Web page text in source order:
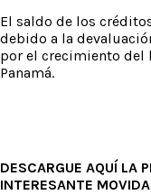
El saldo de los
debido a la
por el crecimiento del
Panamá.
DESCARGUE AQUÍ LA
INTERESANTE